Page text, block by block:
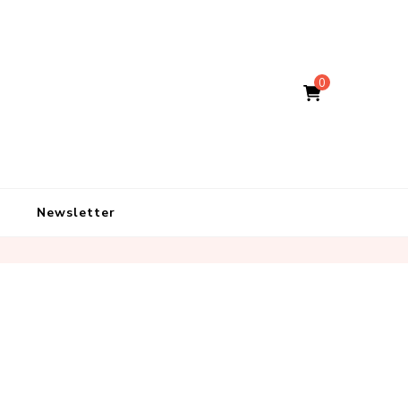
0
Newsletter